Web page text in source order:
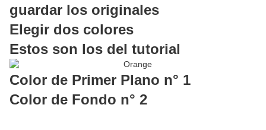
guardar los originales
Elegir dos colores
Estos son los del tutorial
Color de Primer Plano n° 1
Color de Fondo n° 2